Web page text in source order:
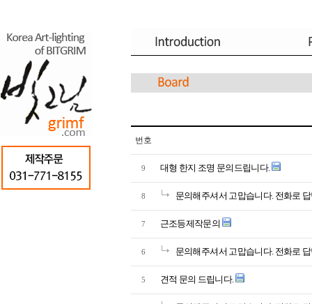
번호
9 대형 한지 조명 문의드립니다.
8 문의해주셔서 고맙습니다. 전화로
7 근조등제작문의
6 문의해주셔서 고맙습니다. 전화로
5 견적 문의 드립니다.